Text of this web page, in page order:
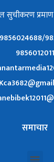
सुचीकरण
9856012011
समाचार